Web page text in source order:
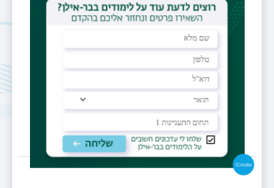
raneen.abu-shqara@biu.ac.il
המרכז הרפואי לגליל, נהריה
מחלקה
נשים ויולדות